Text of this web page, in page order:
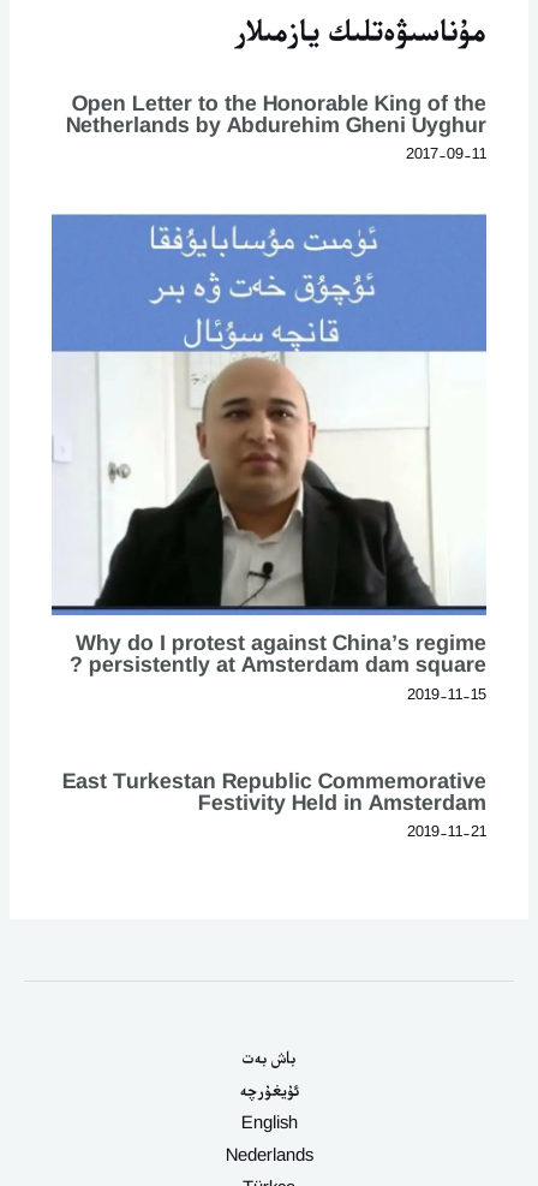
مۇناسىۋەتلىك يازمىلار
Open Letter to the Honorable King of the
Netherlands by Abdurehim Gheni Uyghur
2017-09-11
Why do I protest against China’s regime
persistently at Amsterdam dam square ?
2019-11-15
East Turkestan Republic Commemorative
Festivity Held in Amsterdam
2019-11-21
باش بەت
ئۇيغۇرچە
English
Nederlands